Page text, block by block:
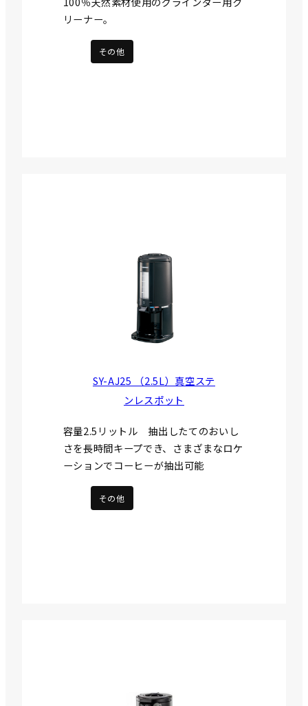
リーナー。
その他
SY-AJ25 （2.5L）真空ステ
ンレスポット
容量2.5リットル 抽出したてのおいし
さを長時間キープでき、さまざまなロケ
ーションでコーヒーが抽出可能
その他